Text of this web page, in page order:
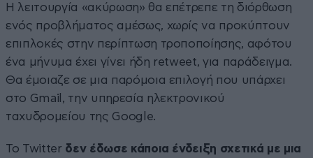
Η λειτουργία «ακύρωση» θα επέτρεπε τη διόρθωση
ενός προβλήματος αμέσως, χωρίς να προκύπτουν
επιπλοκές στην περίπτωση τροποποίησης, αφότου
ένα μήνυμα έχει γίνει ήδη retweet, για παράδειγμα.
Θα έμοιαζε σε μια παρόμοια επιλογή που υπάρχει
στο Gmail, την υπηρεσία ηλεκτρονικού
ταχυδρομείου της Google.
Το Twitter δεν έδωσε κάποια ένδειξη σχετικά με μια